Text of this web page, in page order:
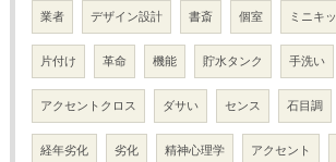
業者 デザイン設計 書斎 個室 ミニキ
片付け 革命 機能 貯水タンク 手洗い
アクセントクロス ダサい センス 石目調
経年劣化 劣化 精神心理学 アクセント